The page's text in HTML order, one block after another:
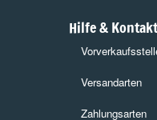
Hilfe & Kontakt
Versandarten
Zahlungsarten